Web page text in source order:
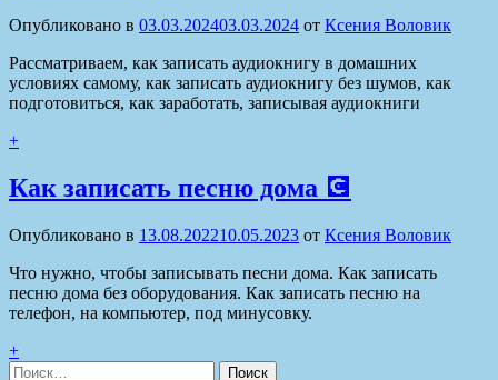
Опубликовано в 03.03.202403.03.2024 от Ксения Воловик
Рассматриваем, как записать аудиокнигу в домашних
условиях самому, как записать аудиокнигу без шумов, как
подготовиться, как заработать, записывая аудиокниги
+
Как записать песню дома 💽
Опубликовано в 13.08.202210.05.2023 от Ксения Воловик
Что нужно, чтобы записывать песни дома. Как записать
песню дома без оборудования. Как записать песню на
телефон, на компьютер, под минусовку.
+
Найти: